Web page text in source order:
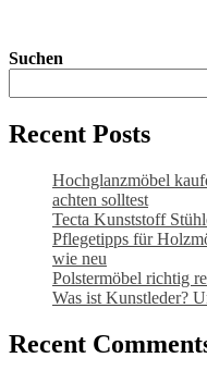
Suchen
Recent Posts
Hochglanzmöbel
achten solltest
Tecta Kunststoff
Pflegetipps für
wie neu​
Polstermöbel richtig
Was ist Kunstleder?
Recent